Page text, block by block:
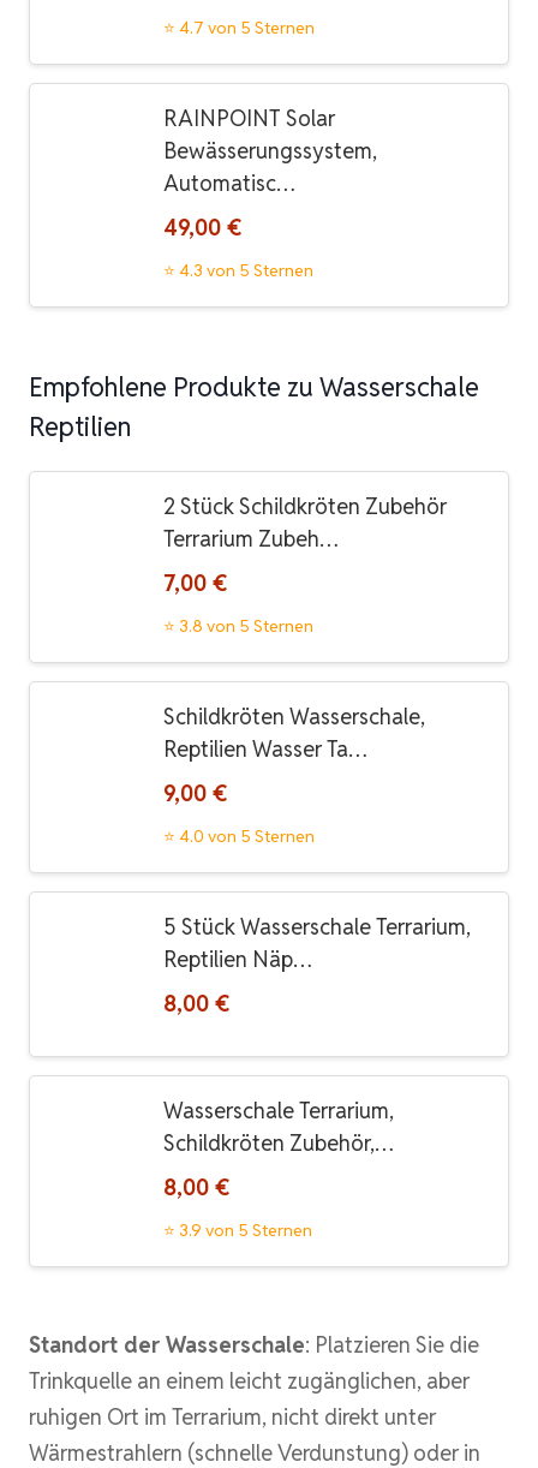
⭐ 4.7 von 5 Sternen
RAINPOINT Solar
Bewässerungssystem,
Automatisc…
49,00 €
⭐ 4.3 von 5 Sternen
Empfohlene Produkte zu Wasserschale
Reptilien
2 Stück Schildkröten Zubehör
Terrarium Zubeh…
7,00 €
⭐ 3.8 von 5 Sternen
Schildkröten Wasserschale,
Reptilien Wasser Ta…
9,00 €
⭐ 4.0 von 5 Sternen
5 Stück Wasserschale Terrarium,
Reptilien Näp…
8,00 €
Wasserschale Terrarium,
Schildkröten Zubehör,…
8,00 €
⭐ 3.9 von 5 Sternen
Standort der Wasserschale: Platzieren Sie die
Trinkquelle an einem leicht zugänglichen, aber
ruhigen Ort im Terrarium, nicht direkt unter
Wärmestrahlern (schnelle Verdunstung) oder in